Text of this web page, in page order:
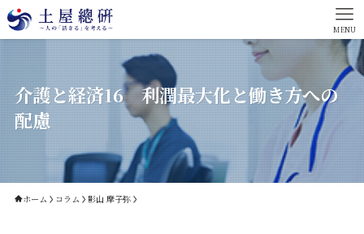
MENU
介護と経済16 利潤最大化と働き方への
配慮
ホーム コラム 影山 摩子弥